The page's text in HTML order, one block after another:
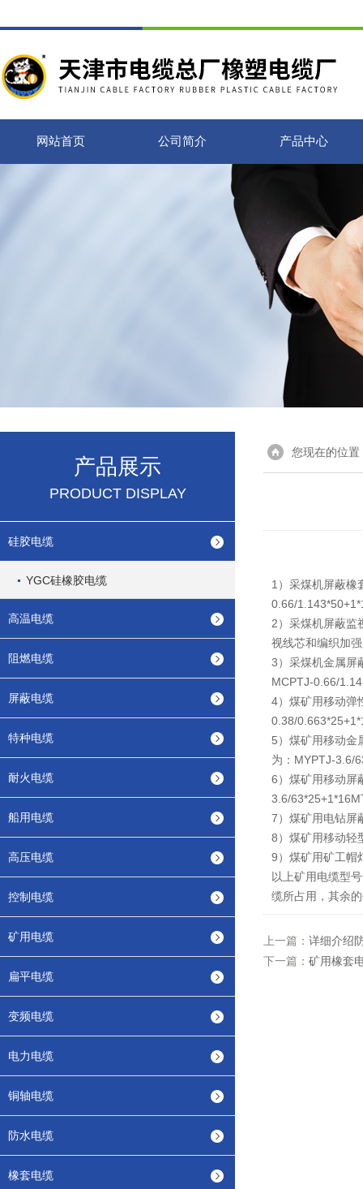
网站首页 公司简介 产品中心
产品展示
PRODUCT DISPLAY
硅胶电缆
YGC硅橡胶电缆
高温电缆
阻燃电缆
屏蔽电缆
特种电缆
耐火电缆
船用电缆
高压电缆
控制电缆
矿用电缆
扁平电缆
变频电缆
电力电缆
铜轴电缆
防水电缆
橡套电缆
您现在的位置
1）采煤机屏蔽橡
0.66/
2）采煤机屏蔽监
视线芯和编织加
3）采煤机金属屏
MCPTJ-0.66/
4）煤矿用移动弹
0.38/
5）煤矿用移动金
为：MYPTJ-3.6/
6）煤矿用移动屏
3.6/
7）煤矿用电钻屏
8）煤矿用移动轻
9）煤矿用矿工帽
以上矿用电缆型
缆所占用，其余
上一篇： 详细介绍
下一篇： 矿用橡套